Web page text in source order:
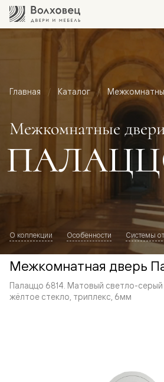
Главная Каталог
Межкомнатные
О коллекции Особенности Системы
Межкомнатная дверь
Палаццо 6814. Матовый светло-
жёлтое стекло, триплекс, 6мм